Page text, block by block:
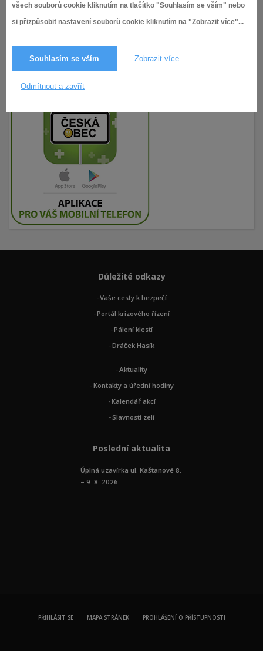
všech souborů cookie kliknutím na tlačítko "Souhlasím se vším" nebo
si přizpůsobit nastavení souborů cookie kliknutím na "Zobrazit více"...
Souhlasím se vším Zobrazit více
Odmítnout a zavřít
Důležité odkazy
Vaše cesty k bezpečí
Portál krizového řízení
Pálení klestí
Dráček Hasík
Aktuality
Kontakty a úřední hodiny
Kalendář akcí
Slavnosti zelí
Poslední aktualita
Úplná uzavírka ul. Kaštanové 8.
– 9. 8. 2026 ...
PŘIHLÁSIT SE MAPA STRÁNEK PROHLÁŠENÍ O PŘÍSTUPNOSTI